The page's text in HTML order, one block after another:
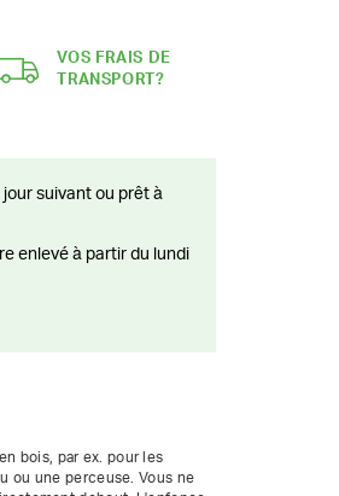
VOS FRAIS DE
TRANSPORT?
bois, par ex. pour les
ou une perceuse. Vous ne